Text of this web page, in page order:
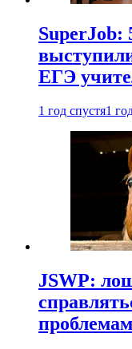
ЕГЭ
1 год спустя1
JSWP: